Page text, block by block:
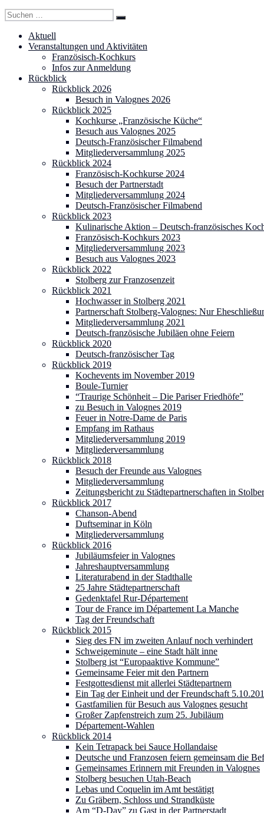
Suchen
nach:
Suchen
Aktuell
Veranstaltungen und Aktivitäten
Französisch-Kochkurs
Infos zur Anmeldung
Rückblick
Rückblick 2026
Besuch in Valognes 2026
Rückblick 2025
Kochkurse „Französische Küche“
Besuch aus Valognes 2025
Deutsch-Französischer Filmabend
Mitgliederversammlung 2025
Rückblick 2024
Französisch-Kochkurse 2024
Besuch der Partnerstadt
Mitgliederversammlung 2024
Deutsch-Französischer Filmabend
Rückblick 2023
Kulinarische Aktion – Deutsch-französisches
Französisch-Kochkurs 2023
Mitgliederversammlung 2023
Besuch aus Valognes 2023
Rückblick 2022
Stolberg zur Franzosenzeit
Rückblick 2021
Hochwasser in Stolberg 2021
Partnerschaft Stolberg-Valognes: Nur
Mitgliederversammlung 2021
Deutsch-französische Jubiläen ohne Feiern
Rückblick 2020
Deutsch-französischer Tag
Rückblick 2019
Kochevents im November 2019
Boule-Turnier
“Traurige Schönheit – Die Pariser Friedhöfe”
zu Besuch in Valognes 2019
Feuer in Notre-Dame de Paris
Empfang im Rathaus
Mitgliederversammlung 2019
Mitgliederversammlung
Rückblick 2018
Besuch der Freunde aus Valognes
Mitgliederversammlung
Zeitungsbericht zu Städtepartnerschaften in
Rückblick 2017
Chanson-Abend
Duftseminar in Köln
Mitgliederversammlung
Rückblick 2016
Jubiläumsfeier in Valognes
Jahreshauptversammlung
Literaturabend in der Stadthalle
25 Jahre Städtepartnerschaft
Gedenktafel Rur-Département
Tour de France im Département La Manche
Tag der Freundschaft
Rückblick 2015
Sieg des FN im zweiten Anlauf noch verhindert
Schweigeminute – eine Stadt hält inne
Stolberg ist “Europaaktive Kommune”
Gemeinsame Feier mit den Partnern
Festgottesdienst mit allerlei Städtepartnern
Ein Tag der Einheit und der Freundschaft
Gastfamilien für Besuch aus Valognes gesucht
Großer Zapfenstreich zum 25. Jubiläum
Département-Wahlen
Rückblick 2014
Kein Tetrapack bei Sauce Hollandaise
Deutsche und Franzosen feiern gemeinsam die
Gemeinsames Erinnern mit Freunden in Valognes
Stolberg besuchen Utah-Beach
Lebas und Coquelin im Amt bestätigt
Zu Gräbern, Schloss und Strandküste
Am “D-Day” zu Gast in der Partnerstadt